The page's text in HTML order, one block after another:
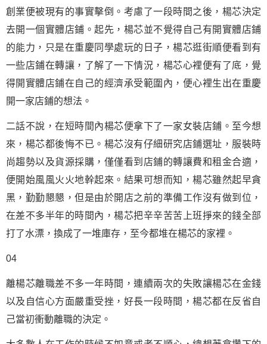
創業便被現有的事實擊倒。考慮了一段時間之後，楊芯決定
去開一個實體店鋪。起先，楊芯並不覺得自己有開實體店鋪
的能力，只是在重慶同學處玩的日子，楊芯逛街順便看到有
一些店鋪在轉讓，了解了一下情況，楊芯心裡便有了底，覺
得開實體店鋪在自己的經濟承受範圍內，便心裡生出在重慶
開一家店鋪的想法。
二話不說，在短時間內楊芯便拿下了一家女裝店鋪。至今想
來，楊芯都後悔不已。楊芯沒有仔細研究店鋪選址，服裝時
尚趨勢以及貨源採購，僅僅看到店鋪的轉讓費和租金合適，
便開始風風火火地幹起來。結果可想而知，楊芯雖然起早貪
黑，勤勤懇懇，但是由於開店之前的準備工作沒有做到位，
在差不多半年的時間內，楊芯把辛辛苦苦上班掙來的錢全部
打了水漂，換成了一堆庫存，至今都堆在楊芯的家裡。
04
離楊芯離職差不多一年時間，連續兩次的失敗讓楊芯在金錢
以及 自信心方面嚴重受挫，好長一段時間，楊芯都在反省自
己當初衝動離職的決定。